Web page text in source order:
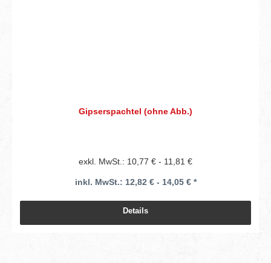
Gipserspachtel (ohne Abb.)
exkl. MwSt.: 10,77 € - 11,81 €
inkl. MwSt.: 12,82 € - 14,05 € *
Details